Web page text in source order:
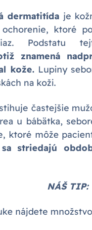
dermatitída je
ktoré
Podstatu
znamená
kože. Lupiny
na koži.
častejšie
u bábätka,
ktoré môže
striedajú
NÁŠ TIP:
nájdete